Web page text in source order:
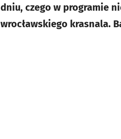
dniu, czego w programie
wrocławskiego krasnala.